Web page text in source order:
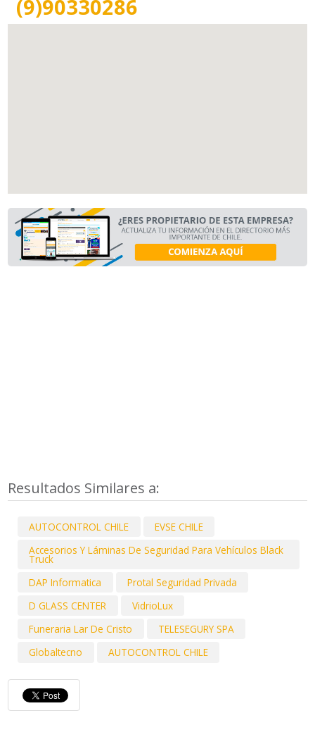
(9)90330286
Resultados Similares a:
AUTOCONTROL CHILE
EVSE CHILE
Accesorios Y Láminas De Seguridad Para Vehículos Black
Truck
DAP Informatica
Protal Seguridad Privada
D GLASS CENTER
VidrioLux
Funeraria Lar De Cristo
TELESEGURY SPA
Globaltecno
AUTOCONTROL CHILE